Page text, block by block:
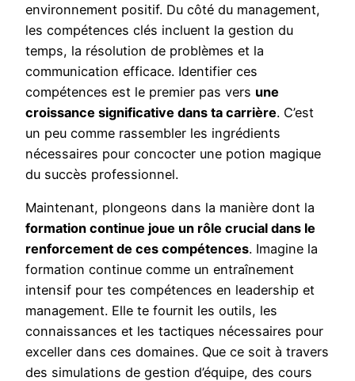
environnement positif. Du côté du management,
les compétences clés incluent la gestion du
temps, la résolution de problèmes et la
communication efficace. Identifier ces
compétences est le premier pas vers une
croissance significative dans ta carrière. C’est
un peu comme rassembler les ingrédients
nécessaires pour concocter une potion magique
du succès professionnel.
Maintenant, plongeons dans la manière dont la
formation continue joue un rôle crucial dans le
renforcement de ces compétences. Imagine la
formation continue comme un entraînement
intensif pour tes compétences en leadership et
management. Elle te fournit les outils, les
connaissances et les tactiques nécessaires pour
exceller dans ces domaines. Que ce soit à travers
des simulations de gestion d’équipe, des cours